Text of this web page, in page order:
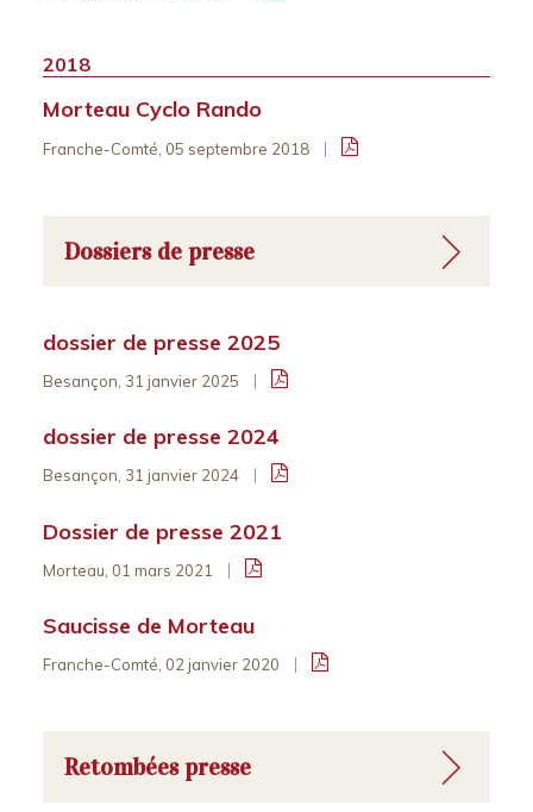
2018
Morteau Cyclo Rando
Franche-Comté, 05 septembre 2018
Dossiers de presse
dossier de presse 2025
Besançon, 31 janvier 2025
dossier de presse 2024
Besançon, 31 janvier 2024
Dossier de presse 2021
Morteau, 01 mars 2021
Saucisse de Morteau
Franche-Comté, 02 janvier 2020
Retombées presse